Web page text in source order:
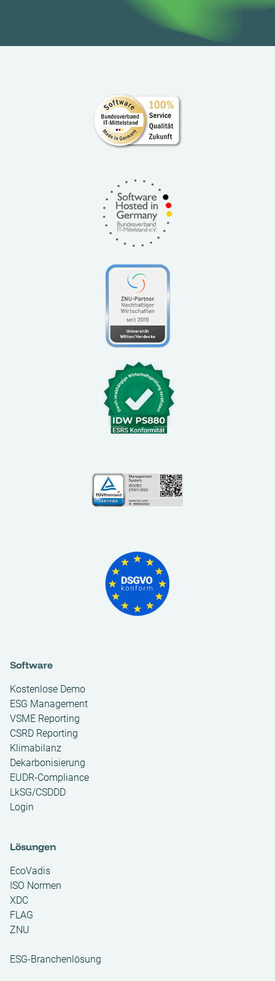
Software
Kostenlose Demo
ESG Management
VSME Reporting
CSRD Reporting
Klimabilanz
Dekarbonisierung
EUDR-Compliance
LkSG/CSDDD
Login
Lösungen
EcoVadis
ISO Normen
XDC
FLAG
ZNU
ESG-Branchenlösung